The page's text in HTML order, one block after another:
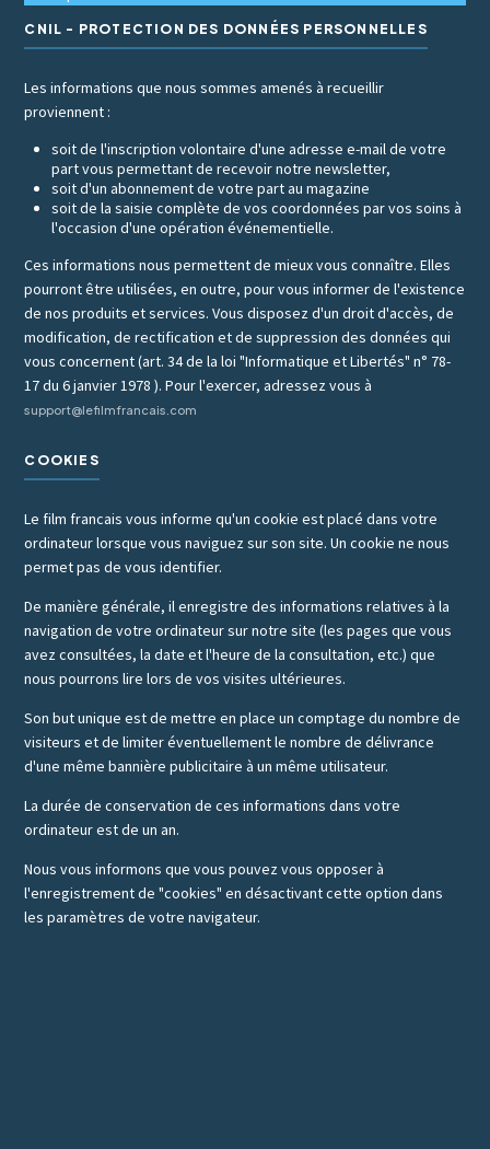
CNIL - PROTECTION DES DONNÉES PERSONNELLES
Les informations que nous sommes amenés à recueillir
proviennent :
soit de l'inscription volontaire d'une adresse e-mail de votre
part vous permettant de recevoir notre newsletter,
soit d'un abonnement de votre part au magazine
soit de la saisie complète de vos coordonnées par vos soins à
l'occasion d'une opération événementielle.
Ces informations nous permettent de mieux vous connaître. Elles
pourront être utilisées, en outre, pour vous informer de l'existence
de nos produits et services. Vous disposez d'un droit d'accès, de
modification, de rectification et de suppression des données qui
vous concernent (art. 34 de la loi "Informatique et Libertés" n° 78-
17 du 6 janvier 1978 ). Pour l'exercer, adressez vous à
support@lefilmfrancais.com
COOKIES
Le film francais vous informe qu'un cookie est placé dans votre
ordinateur lorsque vous naviguez sur son site. Un cookie ne nous
permet pas de vous identifier.
De manière générale, il enregistre des informations relatives à la
navigation de votre ordinateur sur notre site (les pages que vous
avez consultées, la date et l'heure de la consultation, etc.) que
nous pourrons lire lors de vos visites ultérieures.
Son but unique est de mettre en place un comptage du nombre de
visiteurs et de limiter éventuellement le nombre de délivrance
d'une même bannière publicitaire à un même utilisateur.
La durée de conservation de ces informations dans votre
ordinateur est de un an.
Nous vous informons que vous pouvez vous opposer à
l'enregistrement de "cookies" en désactivant cette option dans
les paramètres de votre navigateur.